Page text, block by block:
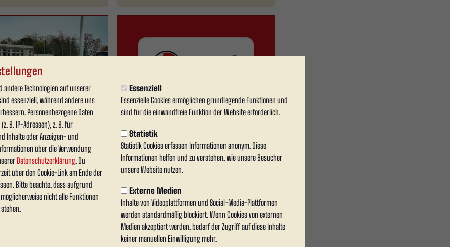
andere Technologien auf unserer
essenziell, während andere uns
Personenbezogene Daten
B. IP-Adressen), z. B. für
Inhalte oder Anzeigen- und
über die Verwendung
Datenschutzerklärung. Du
über den Cookie-Link am Ende der
Bitte beachte, dass aufgrund
nicht alle Funktionen
Essenziell
Essenzielle Cookies ermöglichen grundlegende Funktionen und
sind für die einwandfreie Funktion der Website erforderlich.
Statistik
Statistik Cookies erfassen Informationen anonym. Diese
Informationen helfen und zu verstehen, wie unsere Besucher
unsere Website nutzen.
Externe Medien
Inhalte von Videoplattformen und Social-Media-Plattformen
werden standardmäßig blockiert. Wenn Cookies von externen
Medien akzeptiert werden, bedarf der Zugriff auf diese Inhalte
keiner manuellen Einwilligung mehr.
Trainerfortbildung
Samstag fand im Wersestadion in
zum Thema „C-
aktiv gestalten“ statt.
Verein
Trainerfortbildung und C-
Lizenz-Prüfung im
Wersestadion
n Zusammenarbeit mit dem Fußball- und
Leichtathletik-Verband Westfalen e.V. werden im
Wersestadion gleich zwei wichtige Termine
angeboten.
09.04.2026